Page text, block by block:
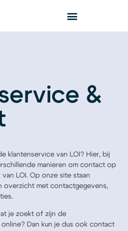
&
klantenservice van LOI? Hier, bij
manieren om contact op
LOI. Op onze site staan
overzicht met contactgegevens,
je zoekt of zijn de
Dan kun je dus ook contact